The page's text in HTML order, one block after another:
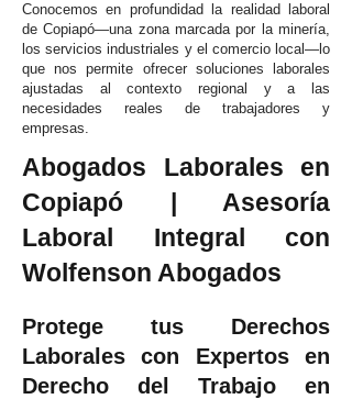
Conocemos en profundidad la realidad laboral
de Copiapó—una zona marcada por la minería,
los servicios industriales y el comercio local—lo
que nos permite ofrecer soluciones laborales
ajustadas al contexto regional y a las
necesidades reales de trabajadores y
empresas.
Abogados Laborales en
Copiapó | Asesoría
Laboral Integral con
Wolfenson Abogados
Protege tus Derechos
Laborales con Expertos en
Derecho del Trabajo en